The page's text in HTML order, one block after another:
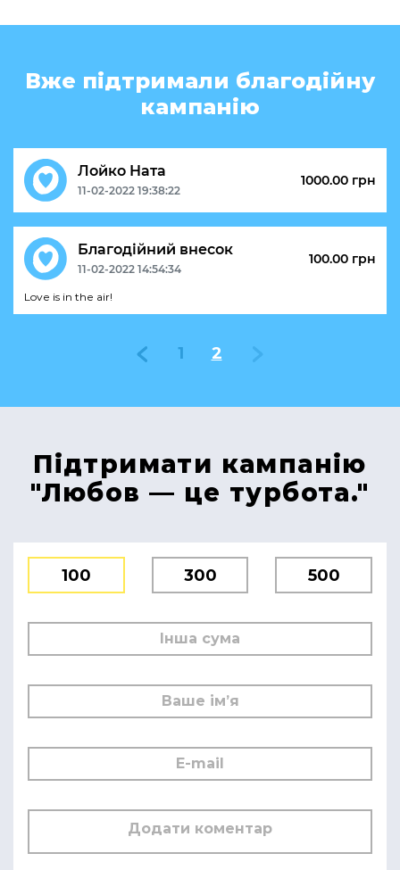
Вже підтримали благодійну
кампанію
Лойко Ната
11-02-2022 19:38:22
1000.00 грн
Благодійний внесок
11-02-2022 14:54:34
100.00 грн
Love is in the air!
1 2
Підтримати кампанію
"Любов — це турбота."
100 300 500